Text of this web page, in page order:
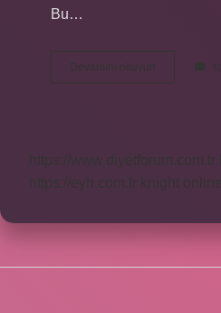
Bu…
Devamını okuyun
Hastalığı
https://www.diyetforum.com.tr
https://eyh.com.tr
knight online